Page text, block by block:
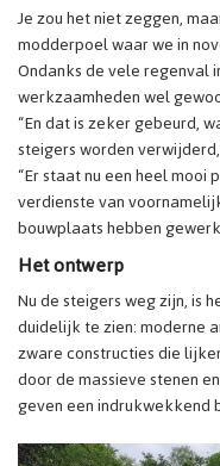
Je zou het niet zeggen,
modderpoel waar we in
Ondanks de vele regenval
werkzaamheden wel
“En dat is zeker gebeurd,
steigers worden
“Er staat nu een heel
verdienste van
bouwplaats hebben
Het ontwerp
Nu de steigers weg zijn, is
duidelijk te zien: moderne
zware constructies die
door de massieve stenen
geven een indrukwekkend